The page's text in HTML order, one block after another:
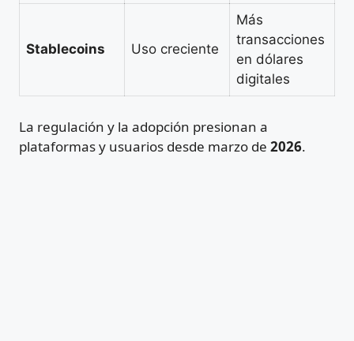
Stablecoins Uso creciente
Más
transacciones
en dólares
digitales
La regulación y la adopción presionan a
plataformas y usuarios desde marzo de 2026.